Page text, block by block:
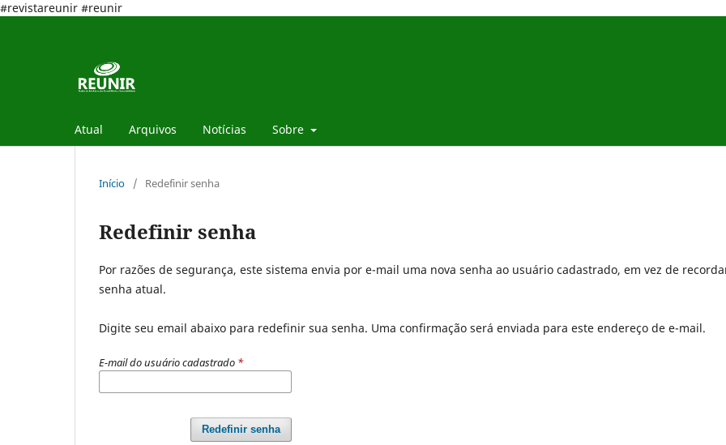
#revistareunir #reunir
Atual Arquivos Notícias Sobre
Início / Redefinir senha
Redefinir senha
Por razões de segurança, este sistema envia por e-mail uma nova senha ao usuário cadastrado, em vez de
senha atual.
Digite seu email abaixo para redefinir sua senha. Uma confirmação será enviada para este endereço de e-mail.
E-mail do usuário cadastrado *
Redefinir senha